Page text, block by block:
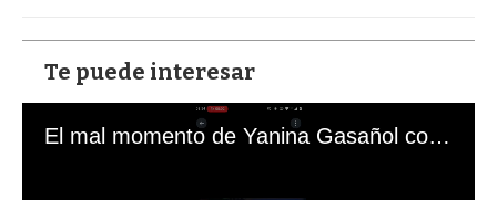
Te puede interesar
El mal momento de Yanina Gasañol con un hincha argentino en "Subrayado"